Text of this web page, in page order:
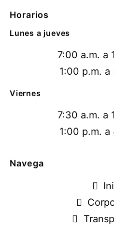
Horarios
Lunes a jueves
7:00 a.m. a
1:00 p.m. a
Viernes
7:30 a.m. a
1:00 p.m.
Navega